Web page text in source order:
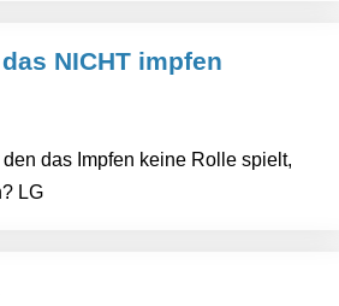
NICHT impfen
das Impfen keine Rolle spielt,
LG